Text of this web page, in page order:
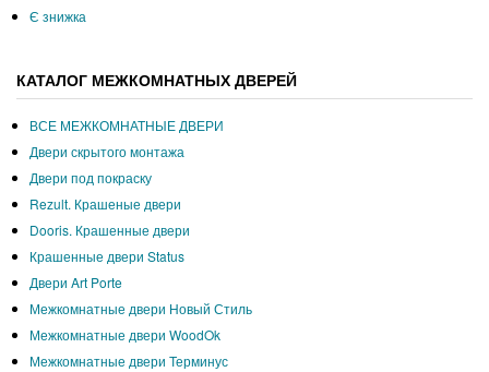
Є знижка
КАТАЛОГ МЕЖКОМНАТНЫХ ДВЕРЕЙ
ВСЕ МЕЖКОМНАТНЫЕ ДВЕРИ
Двери скрытого монтажа
Двери под покраску
Rezult. Крашеные двери
Dooris. Крашенные двери
Крашенные двери Status
Двери Art Porte
Межкомнатные двери Новый Стиль
Межкомнатные двери WoodOk
Межкомнатные двери Терминус